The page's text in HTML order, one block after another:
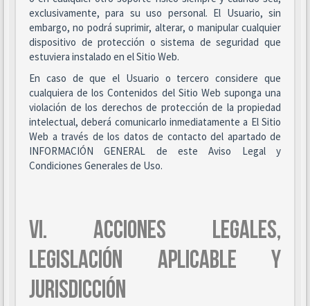
exclusivamente, para su uso personal. El Usuario, sin
embargo, no podrá suprimir, alterar, o manipular cualquier
dispositivo de protección o sistema de seguridad que
estuviera instalado en el Sitio Web.
En caso de que el Usuario o tercero considere que
cualquiera de los Contenidos del Sitio Web suponga una
violación de los derechos de protección de la propiedad
intelectual, deberá comunicarlo inmediatamente a El Sitio
Web a través de los datos de contacto del apartado de
INFORMACIÓN GENERAL de este Aviso Legal y
Condiciones Generales de Uso.
VI. ACCIONES LEGALES,
LEGISLACIÓN APLICABLE Y
JURISDICCIÓN